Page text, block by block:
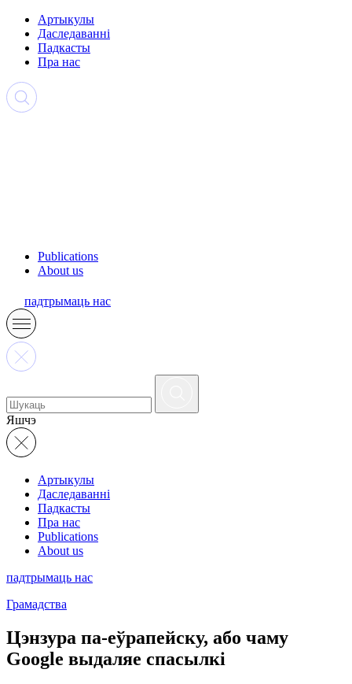
Артыкулы
Даследаванні
Падкасты
Пра нас
Publications
About us
падтрымаць нас
Яшчэ
Артыкулы
Даследаванні
Падкасты
Пра нас
Publications
About us
падтрымаць нас
Грамадства
Цэнзура па-еўрапейску, або чаму
Google выдаляе спасылкі